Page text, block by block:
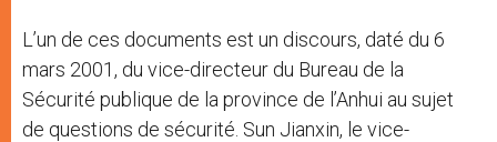
L’un de ces documents est un discours, daté du 6
mars 2001, du vice-directeur du Bureau de la
Sécurité publique de la province de l’Anhui au sujet
de questions de sécurité. Sun Jianxin, le vice-